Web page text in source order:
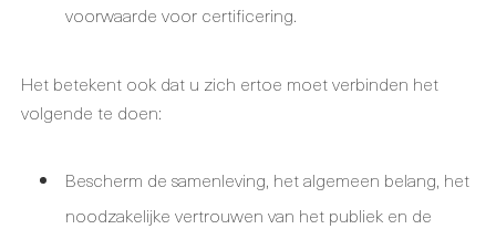
voorwaarde voor certificering.
Het betekent ook dat u zich ertoe moet verbinden het
volgende te doen:
Bescherm de samenleving, het algemeen belang, het
noodzakelijke vertrouwen van het publiek en de